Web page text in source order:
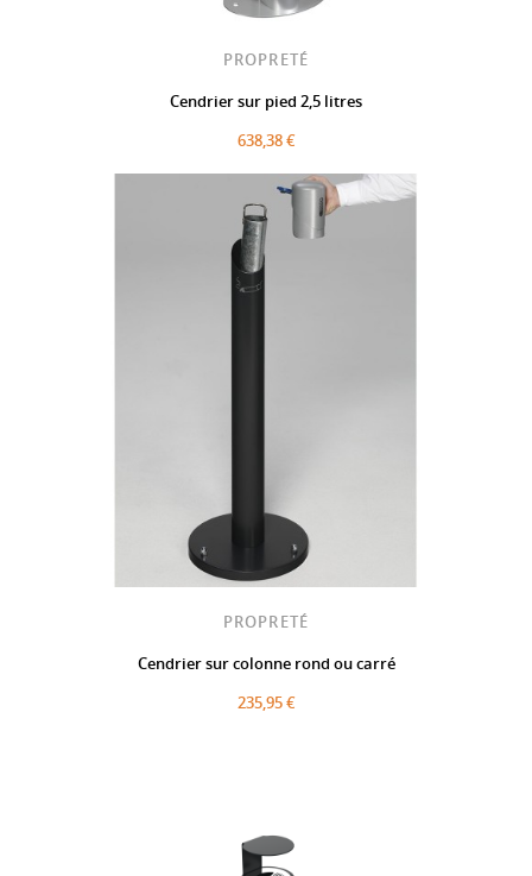
PROPRETÉ
Cendrier sur pied 2,5 litres
638,38 €
PROPRETÉ
Cendrier sur colonne rond ou carré
235,95 €